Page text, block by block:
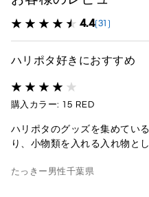
4.4(31)
ハリポタ好きにおすすめ
購入カラー: 15 RED
ハリポタのグッズを集めてい
り、小物類を入れる入れ物と
たっきー 男性千葉県